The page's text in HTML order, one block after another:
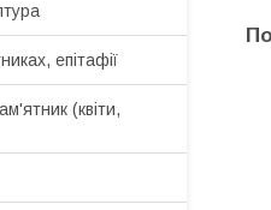
епітафії
(квіти,